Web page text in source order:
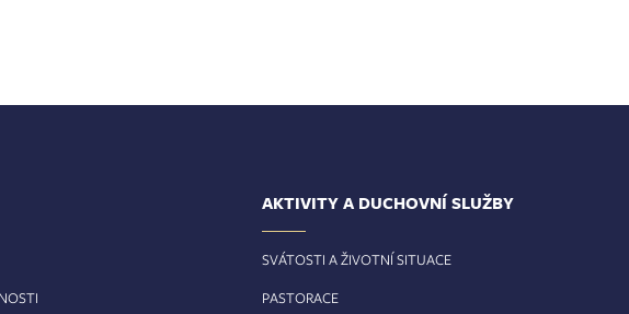
AKTIVITY A DUCHOVNÍ SLUŽBY
SVÁTOSTI A ŽIVOTNÍ SITUACE
PASTORACE